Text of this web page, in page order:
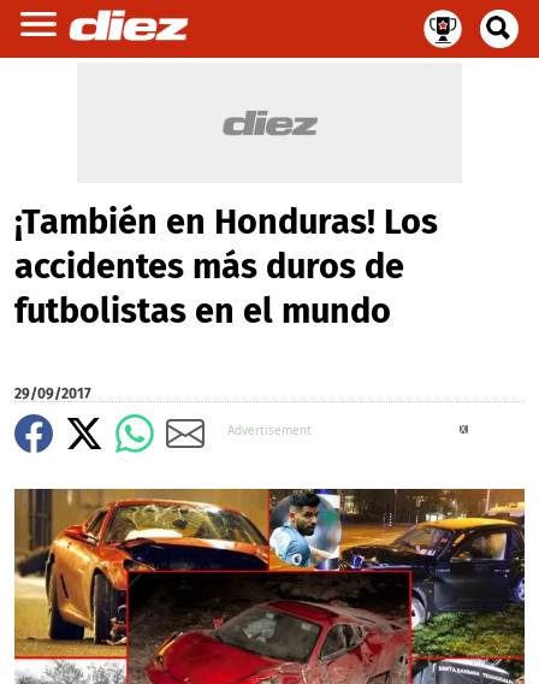
¡También en Honduras! Los
accidentes más duros de
futbolistas en el mundo
29/09/2017
X